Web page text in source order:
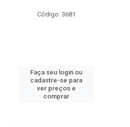
Código: 3681
Faça seu login ou
cadastre-se para
ver preços e
comprar